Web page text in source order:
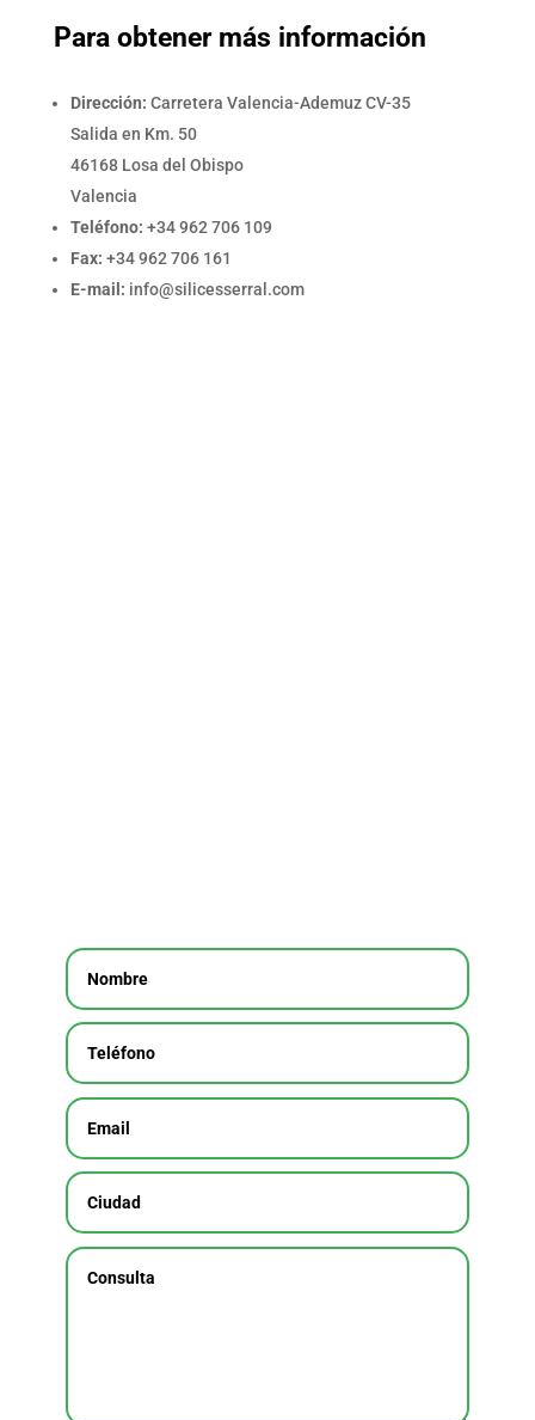
Para obtener más información
Dirección: Carretera Valencia-Ademuz CV-35
Salida en Km. 50
46168 Losa del Obispo
Valencia
Teléfono: +34 962 706 109
Fax: +34 962 706 161
E-mail: info@silicesserral.com